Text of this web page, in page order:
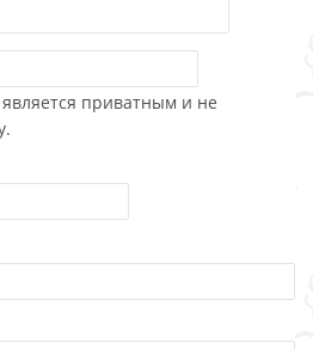
приватным и не